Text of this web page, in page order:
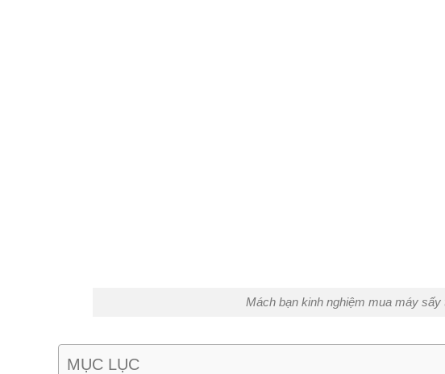
Mách bạn kinh nghiệm mua máy
MỤC LỤC